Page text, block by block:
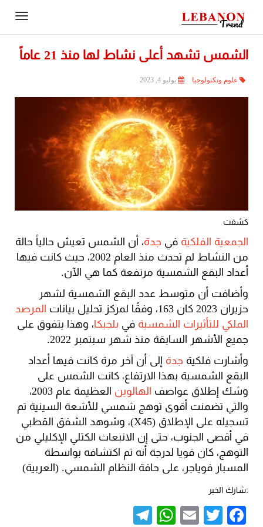
الشمس تشهد أعلى نشاط لها منذ 21 عاماً
علوم وتكنولوجيا يوليو 4, 2023
كشفت
الجمعية الفلكية في جدة، أن الشمس تعيش حالياً حالة
من النشاط لم تحدث منذ العام 2002، حيث كانت فيها
أعداد البقع الشمسية مرتفعة كما هي الآن.
وأضافت أن متوسط عدد البقع الشمسية لشهر
حزيران 2023 كان 163، وفقًا لمركز تحليل بيانات
المرصد
الملكي للتأثيرات الشمسية في بلجيكا، وهذا يتفوق على
جميع الأشهر السابقة منذ شهر سبتمبر 2022.
وأشارت فلكية جدة إلى أن آخر مرة كانت فيها أعداد
البقع الشمسية بهذا الارتفاع، كانت الشمس على
وشك إطلاق عواصف الهالوين
العظيمة عام 2003،
والتي تضمنت أقوى توهج شمسي للأشعة السينية تم
تسجيله على الإطلاق (X45)، وشوهد الشفق القطبي
في أقصى الجنوب، حتى إن الانبعاث الكتلي الإكليلي من
التوهج، كان قويا لدرجة أنه تم اكتشافه بواسطة
المسبار فوياجر، على حافة النظام الشمسي. (العربية)
:شارك الخبر
Facebook
Twitter
Email
WhatsApp
Contact
Us